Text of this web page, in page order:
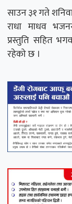
साउन ३१ गते
राधा माधव
प्रस्तुति सहित
रहेको छ ।